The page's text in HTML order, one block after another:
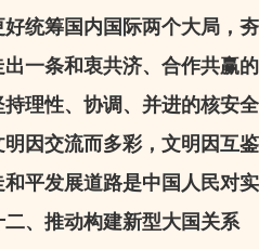
好统筹国内国际两个大局，
出一条和衷共济、合作共赢
持理性、协调、并进的核安
明因交流而多彩，文明因互
和平发展道路是中国人民对
二、推动构建新型大国关系